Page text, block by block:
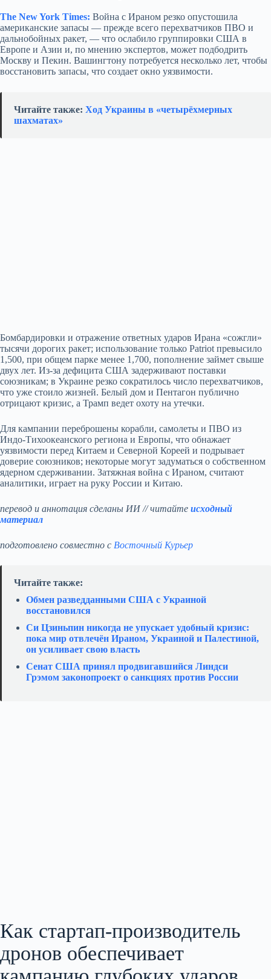
The New York Times: Война с Ираном резко опустошила
американские запасы — прежде всего перехватчиков ПВО и
дальнобойных ракет, — что ослабило группировки США в
Европе и Азии и, по мнению экспертов, может подбодрить
Москву и Пекин. Вашингтону потребуется несколько лет, чтобы
восстановить запасы, что создает окно уязвимости.
Читайте также: Ход Украины в «четырёхмерных
шахматах»
Бомбардировки и отражение ответных ударов Ирана «сожгли»
тысячи дорогих ракет; использование только Patriot превысило
1,500, при общем парке менее 1,700, пополнение займет свыше
двух лет. Из‑за дефицита США задерживают поставки
союзникам; в Украине резко сократилось число перехватчиков,
что уже стоило жизней. Белый дом и Пентагон публично
отрицают кризис, а Трамп ведет охоту на утечки.
Для кампании переброшены корабли, самолеты и ПВО из
Индо‑Тихоокеанского региона и Европы, что обнажает
уязвимости перед Китаем и Северной Кореей и подрывает
доверие союзников; некоторые могут задуматься о собственном
ядерном сдерживании. Затяжная война с Ираном, считают
аналитики, играет на руку России и Китаю.
перевод и аннотация сделаны ИИ // читайте исходный
материал
подготовлено совместно с Восточный Курьер
Читайте также:
Обмен разведданными США с Украиной
восстановился
Си Цзиньпин никогда не упускает удобный кризис:
пока мир отвлечён Ираном, Украиной и Палестиной,
он усиливает свою власть
Сенат США принял продвигавшийся Линдси
Грэмом законопроект о санкциях против России
Как стартап‑производитель
дронов обеспечивает